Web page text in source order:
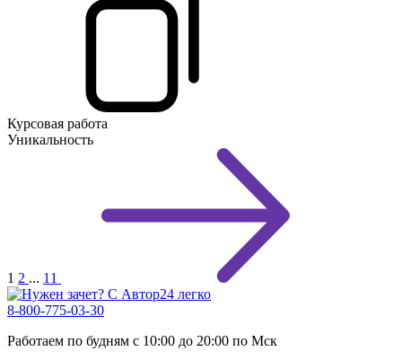
Курсовая работа
Уникальность
1 2 ... 11
8-800-775-03-30
Работаем по будням с 10:00 до 20:00 по Мск